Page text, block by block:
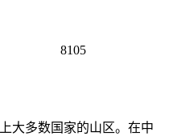
8105
大多数国家的山区。在中